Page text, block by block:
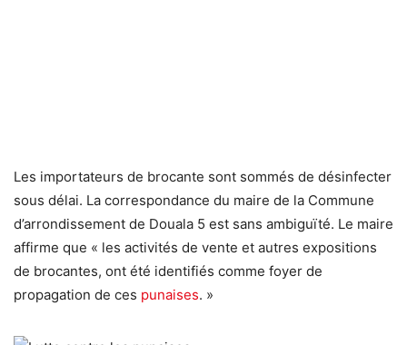
Les importateurs de brocante sont sommés de désinfecter
sous délai. La correspondance du maire de la Commune
d’arrondissement de Douala 5 est sans ambiguïté. Le maire
affirme que « les activités de vente et autres expositions
de brocantes, ont été identifiés comme foyer de
propagation de ces punaises. »